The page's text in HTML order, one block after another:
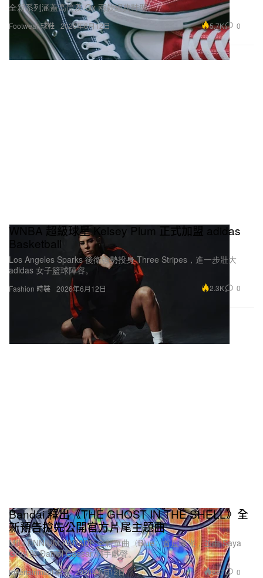
Footwear 球鞋
全新系列涵蓋高筒及 Ox 兩款經典鞋型。
2026年6月12日 5.7K 0
Fashion 時裝
WNBA 超級球星 Kelsey Plum 正式加盟 adidas
Basketball
Los Angeles Sparks 後衛強勢投身 Three Stripes，進一步壯大
adidas 女子籃球陣容。
2026年6月12日 2.3K 0
Entertainment 娛樂
新預告搶先公開官方片尾主題曲
MILLENNIUM PARADE 全新單曲〈Blue〉首度曝光，並由 Saya
Gray 與 Daniel Caesar 聯手獻聲。
2026年6月12日 887